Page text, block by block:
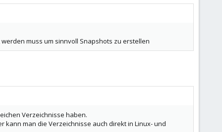
werden muss um sinnvoll Snapshots zu erstellen
Verzeichnisse haben.
kann man die Verzeichnisse auch direkt in Linux- und